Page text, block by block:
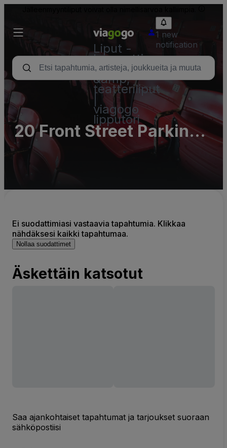
Liput -
konsertti,
urheilu
&amp;
teatteriliput
viagogo
lipputori
1 new
notification
20 Front Street Parking
Lots (InActive)
Ei suodattimiasi vastaavia tapahtumia. Klikkaa
nähdäksesi kaikki tapahtumaa.
Nollaa suodattimet
Äskettäin katsotut
Saa ajankohtaiset tapahtumat ja tarjoukset suoraan
sähköpostiisi